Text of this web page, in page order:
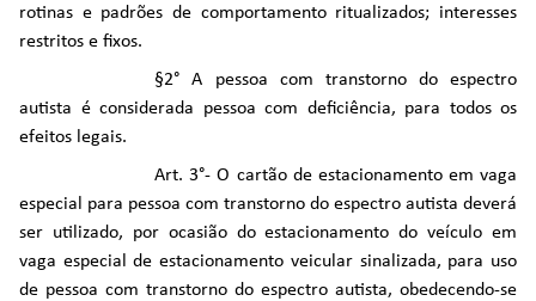
rotinas e padrões de comportamento ritualizados; interesses
restritos e fixos.
§2° A pessoa com transtorno do espectro
autista é considerada pessoa com deficiência, para todos os
efeitos legais.
Art. 3°- O cartão de estacionamento em vaga
especial para pessoa com transtorno do espectro autista deverá
ser utilizado, por ocasião do estacionamento do veículo em
vaga especial de estacionamento veicular sinalizada, para uso
de pessoa com transtorno do espectro autista, obedecendo-se